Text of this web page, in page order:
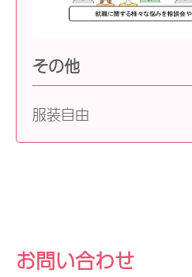
その他
服装自由
お問い合わせ